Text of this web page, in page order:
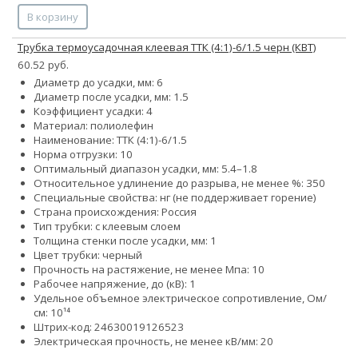
В корзину
Трубка термоусадочная клеевая ТТК (4:1)-6/1.5 черн (КВТ)
60.52 руб.
Диаметр до усадки, мм: 6
Диаметр после усадки, мм: 1.5
Коэффициент усадки: 4
Материал: полиолефин
Наименование: ТТК (4:1)-6/1.5
Норма отгрузки: 10
Оптимальный диапазон усадки, мм: 5.4–1.8
Относительное удлинение до разрыва, не менее %: 350
Специальные свойства: нг (не поддерживает горение)
Страна происхождения: Россия
Тип трубки: с клеевым слоем
Толщина стенки после усадки, мм: 1
Цвет трубки: черный
Прочность на растяжение, не менее Мпа: 10
Рабочее напряжение, до (кВ): 1
Удельное объемное электрическое сопротивление, Ом/
см: 10¹⁴
Штрих-код: 24630019126523
Электрическая прочность, не менее кВ/мм: 20